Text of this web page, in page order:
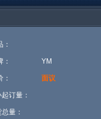
：
： YM
： 面议
订量：
量：